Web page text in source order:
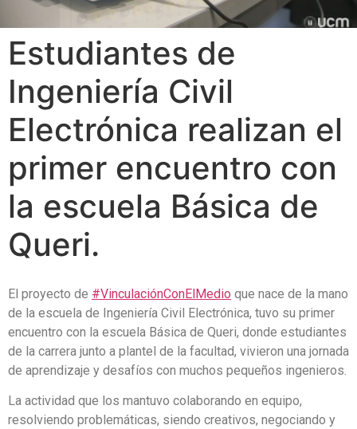
Estudiantes de
Ingeniería Civil
Electrónica realizan el
primer encuentro con
la escuela Básica de
Queri.
El proyecto de #VinculaciónConElMedio que nace de la mano
de la escuela de Ingeniería Civil Electrónica, tuvo su primer
encuentro con la escuela Básica de Queri, donde estudiantes
de la carrera junto a plantel de la facultad, vivieron una jornada
de aprendizaje y desafíos con muchos pequeños ingenieros.
La actividad que los mantuvo colaborando en equipo,
resolviendo problemáticas, siendo creativos, negociando y